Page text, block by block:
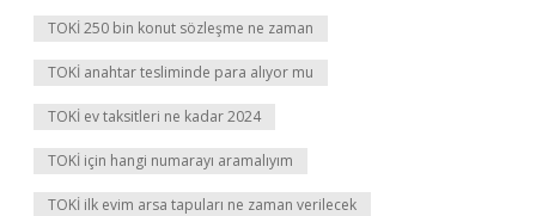
TOKİ 250 bin konut sözleşme ne zaman
TOKİ anahtar tesliminde para alıyor mu
TOKİ ev taksitleri ne kadar 2024
TOKİ için hangi numarayı aramalıyım
TOKİ ilk evim arsa tapuları ne zaman verilecek